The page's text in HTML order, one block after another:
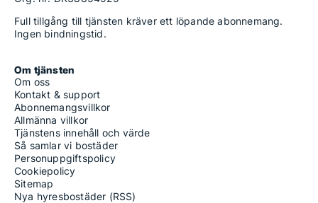
Full tillgång till tjänsten kräver ett löpande abonnemang.
Ingen bindningstid.
Om tjänsten
Om oss
Kontakt & support
Abonnemangsvillkor
Allmänna villkor
Tjänstens innehåll och värde
Så samlar vi bostäder
Personuppgiftspolicy
Cookiepolicy
Sitemap
Nya hyresbostäder (RSS)